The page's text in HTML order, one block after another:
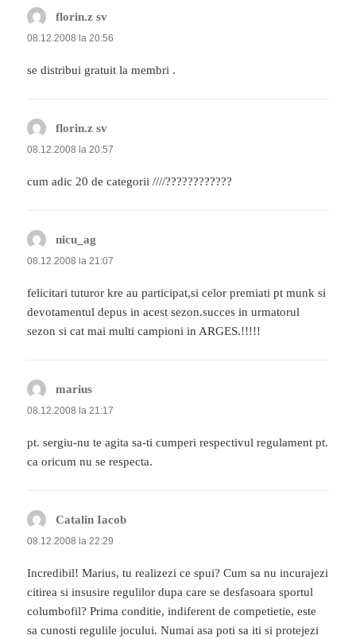
florin.z sv
08.12.2008 la 20:56
se distribui gratuit la membri .
florin.z sv
08.12.2008 la 20:57
cum adic 20 de categorii ////????????????
nicu_ag
08.12.2008 la 21:07
felicitari tuturor kre au participat,si celor premiati pt munk si
devotamentul depus in acest sezon.succes in urmatorul
sezon si cat mai multi campioni in ARGES.!!!!!
marius
08.12.2008 la 21:17
pt. sergiu-nu te agita sa-ti cumperi respectivul regulament pt.
ca oricum nu se respecta.
Catalin Iacob
08.12.2008 la 22:29
Incredibil! Marius, tu realizezi ce spui? Cum sa nu incurajezi
citirea si insusire regulilor dupa care se desfasoara sportul
columbofil? Prima conditie, indiferent de competietie, este
sa cunosti regulile jocului. Numai asa poti sa iti si protejezi